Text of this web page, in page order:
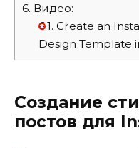
6. Видео:
6.1. Create an
Design Template
Создание
постов для